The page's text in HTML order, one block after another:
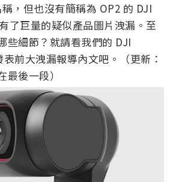
，但也沒有簡稱為 OP2 的 DJI
了巨量的疑似產品圖片洩漏。至
些細節？就請看我們的 DJI
前大洩漏報導內文吧。（更新：
最後一段）